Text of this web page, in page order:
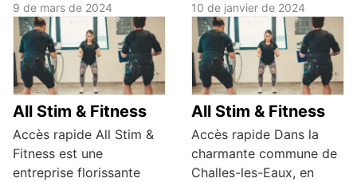
9 de mars de 2024
All Stim & Fitness
Accès rapide All Stim &
Fitness est une
entreprise florissante
10 de janvier de 2024
All Stim & Fitness
Accès rapide Dans la
charmante commune de
Challes-les-Eaux, en